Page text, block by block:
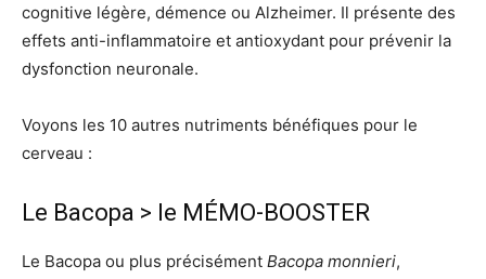
cognitive légère, démence ou Alzheimer. Il présente des
effets anti-inflammatoire et antioxydant pour prévenir la
dysfonction neuronale.
Voyons les 10 autres nutriments bénéfiques pour le
cerveau :
Le Bacopa > le MÉMO-BOOSTER
Le Bacopa ou plus précisément Bacopa monnieri,